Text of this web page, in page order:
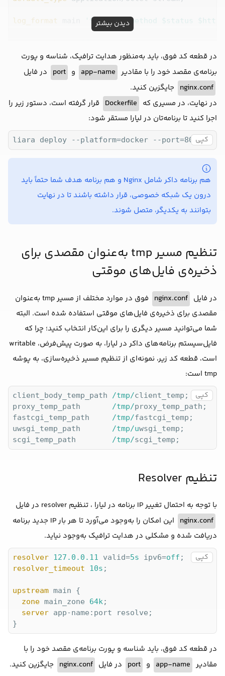
log_format '$request_method $status
sendfile on
;
keepalive_timeout 65 ;
gzip on
stderr;
127.0.0.11 valid=5s ipv6=off ;
resolver_timeout 10s;
server
app-name:port resolve;
  }
proxy_set_header Host $host;
X-Forwarded-For
دیدن بیشتر
در قطعه کد فوق، باید به‌منظور هدایت ترافیک، شناسه و پورت
برنامه‌ی مقصد خود را با مقادیر app-name و port در فایل
nginx.conf جایگزین کنید.
در نهایت، در مسیری که Dockerfile قرار گرفته است، دستور زیر را
اجرا کنید تا برنامه‌تان در لیارا مستقر شود:
کپی liara deploy --platform=docker --port=80
هم برنامه داکر شامل Nginx و هم برنامه هدف شما حتماً باید
درون یک شبکه خصوصی، قرار داشته باشند تا در نهایت
بتوانند به یکدیگر، متصل شوند.
تنظیم مسیر tmp به‌عنوان مقصدی برای
ذخیره‌ی فایل‌های موقتی
در فایل nginx.conf
فوق در موارد مختلف از مسیر tmp به‌عنوان
مقصدی برای ذخیره‌ی فایل‌های موقتی استفاده شده است. البته
شما می‌توانید مسیر دیگری را برای این‌کار انتخاب کنید؛ چرا که
فایل‌سیستم برنامه‌های داکر در لیارا، به صورت پیش‌فرض، writable
است، قطعه کد زیر، نمونه‌ای از تنظیم مسیر ذخیره‌سازی، به پوشه
tmp است:
کپی client_body_temp_path /tmp/client_temp;
proxy_temp_path /tmp/proxy_temp_path;
fastcgi_temp_path /tmp/fastcgi_temp;
uwsgi_temp_path /tmp/uwsgi_temp;
scgi_temp_path /tmp/scgi_temp;
تنظیم Resolver
با توجه به احتمال تغییر IP برنامه در لیارا ، تنظیم resolver در فایل
nginx.conf
این امکان را به‌وجود می‌آورد تا هر بار IP جدید برنامه
دریافت شده و مشکلی در هدایت ترافیک به‌وجود نیاید.
کپی resolver 127.0.0.11 valid=5s ipv6=off
resolver_timeout
10s ;
upstream main {
zone main_zone 64k;
server app-name:port resolve;
در قطعه کد فوق، باید شناسه و پورت برنامه‌ی مقصد خود را با
مقادیر app-name و port در فایل nginx.conf جایگزین کنید.